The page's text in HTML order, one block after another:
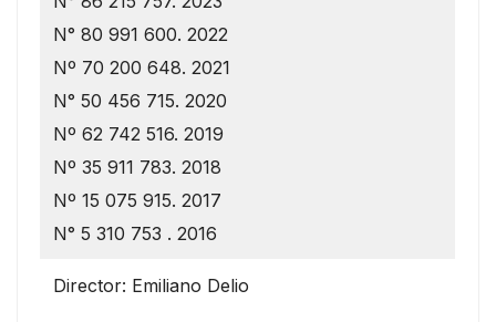
N° 80 991 600. 2022
Nº 70 200 648. 2021
N° 50 456 715. 2020
Nº 62 742 516. 2019
Nº 35 911 783. 2018
Nº 15 075 915. 2017
N° 5 310 753 . 2016
Director: Emiliano Delio